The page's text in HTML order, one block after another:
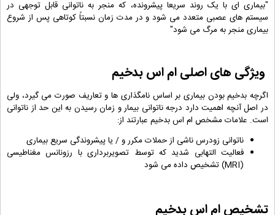
"بیماری ای با یک روند سریعا پیشرونده، که منجر به ناتوانی قابل توجهی در
سیستم های عصبی متعدد می شود و در مدت زمان نسبتاً کوتاهی پس از شروع
بیماری منجر به مرگ می شود"
ویژگی های اصلی ام اس بدخیم
اگرچه بدخیم بودن بیماری بر اساس نامگذاری ها و تعاریف صورت می گیرد، ولی
در اصل آنچه اهمیت دارد درجه ناتوانی بیمار و زمان رسیدن به این حد از ناتوانی
است. علامات مشخص ام اس بدخیم عبارتند از:
ناتوانی زودرس ناشی از حملات مکرر و / یا پیشروندگی سریع بیماری
فعالیت التهابی شدید که توسط تصویربرداری با رزونانس مغناطیسی
(MRI) تشخیص داده می شود
تشخیص ام اس بدخیم